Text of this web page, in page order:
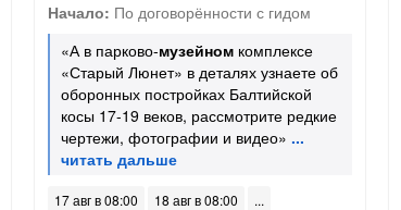
Начало: По договорённости с гидом
«А в парково-музейномкомплексе
«Старый Люнет» в деталях узнаете об
оборонных постройках Балтийской
косы 17-19 веков, рассмотрите редкие
чертежи, фотографии и видео»
17 авг в 08:00
18 авг в 08:00